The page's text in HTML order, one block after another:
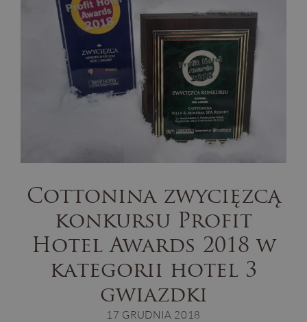
Cottonina zwycięzcą
konkursu Profit
Hotel Awards 2018 w
kategorii hotel 3
gwiazdki
17 GRUDNIA 2018